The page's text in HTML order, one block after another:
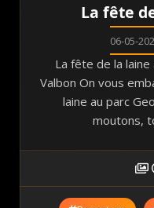
La fête
06-05-
La fête de la
Valbon On vous
laine au parc
moutons,